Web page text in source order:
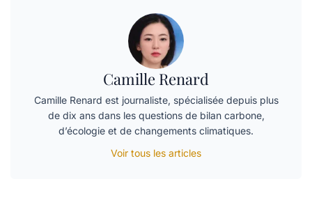
Camille Renard
Camille Renard est journaliste, spécialisée depuis plus
de dix ans dans les questions de bilan carbone,
d’écologie et de changements climatiques.
Voir tous les articles